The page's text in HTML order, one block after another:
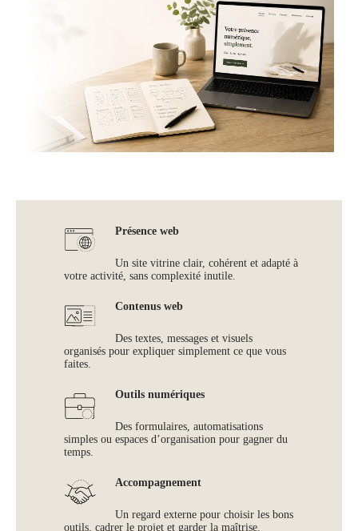
Présence web
Un site vitrine clair, cohérent et adapté à
votre activité, sans complexité inutile.
Contenus web
Des textes, messages et visuels
organisés pour expliquer simplement ce que vous
faites.
Outils numériques
Des formulaires, automatisations
simples ou espaces d’organisation pour gagner du
temps.
Accompagnement
Un regard externe pour choisir les bons
outils, cadrer le projet et garder la maîtrise.